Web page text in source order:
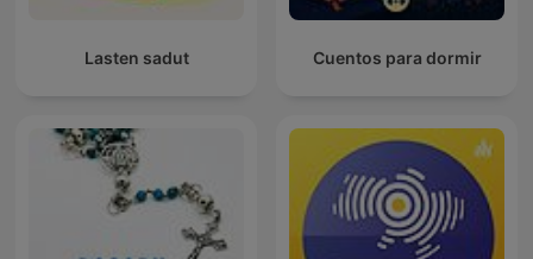
Lasten sadut Cuentos para dormir